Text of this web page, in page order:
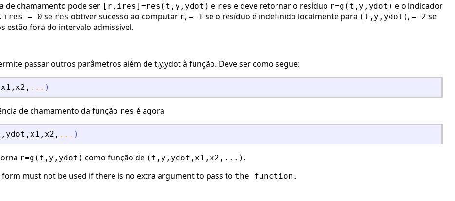
de chamamento pode ser [r,ires]=res(t,y,ydot) e res e deve retornar o resíduo r=g(t,y,ydot) e o indicador
. ires = 0 se res obtiver sucesso ao computar r, =-1 se o resíduo é indefinido localmente para (t,y,ydot) , =-2 se
estão fora do intervalo admissível.
passar outros parâmetros além de t,y,ydot à função. Deve ser como segue:
x1 , x2 , ... )
de chamamento da função res é agora
, ydot , x1 , x2 , ... )
r=g(t,y,ydot) como função de (t,y,ydot,x1,x2,...) .
must not be used if there is no extra argument to pass to the function.